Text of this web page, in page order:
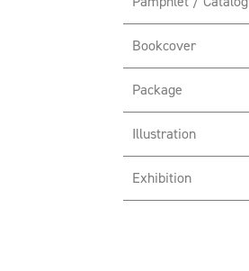
Bookcover
Package
Illustration
Exhibition